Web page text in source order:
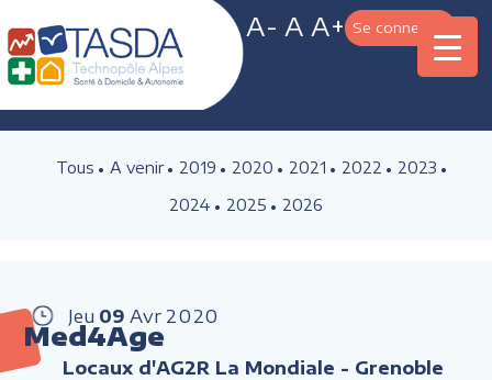
A- A A+ Se connecter
Tous A venir 2019 2020 2021 2022
2023
2024
2025 2026
Jeu 09 Avr 2020
Med4Age
Locaux d'AG2R La Mondiale - Grenoble